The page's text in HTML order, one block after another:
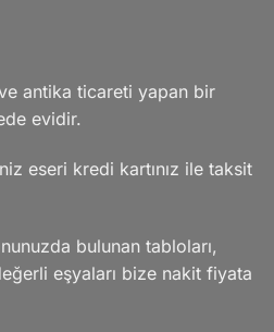
antika ticareti yapan bir
evidir.
eseri kredi kartınız ile taksit
bulunan tabloları,
eşyaları bize nakit fiyata